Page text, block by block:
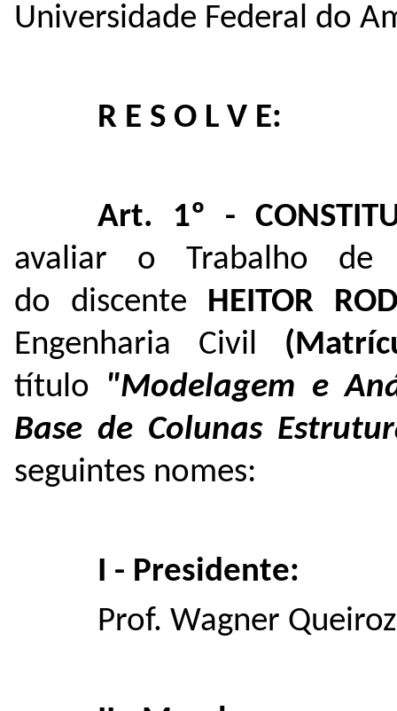
Universidade Federal do
R E S O L V E:
Art. 1º -
avaliar o Trabalho de
do discente HEITOR
Engenharia Civil
título "Modelagem e
Base de Colunas
seguintes nomes:
I - Presidente:
Prof. Wagner